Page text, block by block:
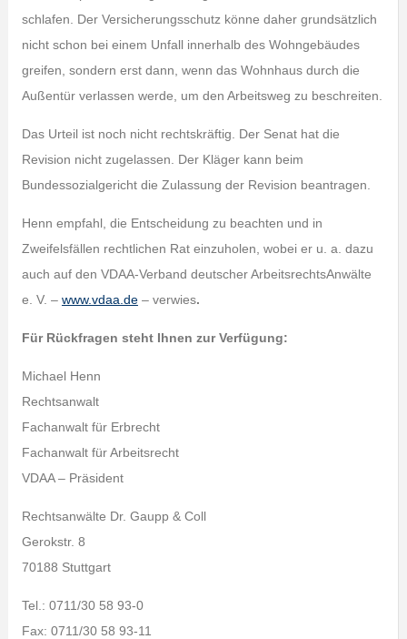
schlafen. Der Versicherungsschutz könne daher grundsätzlich
nicht schon bei einem Unfall innerhalb des Wohngebäudes
greifen, sondern erst dann, wenn das Wohnhaus durch die
Außentür verlassen werde, um den Arbeitsweg zu beschreiten.
Das Urteil ist noch nicht rechtskräftig. Der Senat hat die
Revision nicht zugelassen. Der Kläger kann beim
Bundessozialgericht die Zulassung der Revision beantragen.
Henn empfahl, die Entscheidung zu beachten und in
Zweifelsfällen rechtlichen Rat einzuholen, wobei er u. a. dazu
auch auf den VDAA-Verband deutscher ArbeitsrechtsAnwälte
e. V. – www.vdaa.de– verwies.
Für Rückfragen steht Ihnen zur Verfügung:
Michael Henn
Rechtsanwalt
Fachanwalt für Erbrecht
Fachanwalt für Arbeitsrecht
VDAA – Präsident
Rechtsanwälte Dr. Gaupp & Coll
Gerokstr. 8
70188 Stuttgart
Tel.: 0711/30 58 93-0
Fax: 0711/30 58 93-11